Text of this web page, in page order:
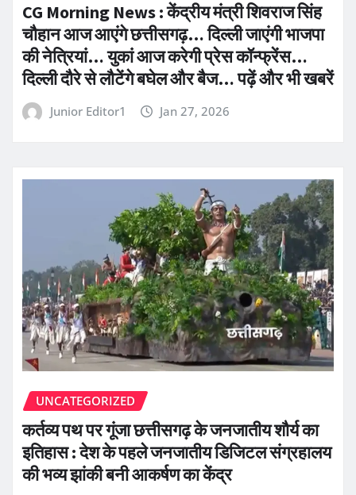
CG Morning News : केंद्रीय मंत्री शिवराज सिंह
चौहान आज आएंगे छत्तीसगढ़… दिल्ली जाएंगी भाजपा
की नेत्रियां… युकां आज करेगी प्रेस कॉन्फ्रेंस…
दिल्ली दौरे से लौटेंगे बघेल और बैज… पढ़ें और भी खबरें
Junior Editor1 Jan 27, 2026
UNCATEGORIZED
कर्तव्य पथ पर गूंजा छत्तीसगढ़ के जनजातीय शौर्य का
इतिहास : देश के पहले जनजातीय डिजिटल संग्रहालय
की भव्य झांकी बनी आकर्षण का केंद्र